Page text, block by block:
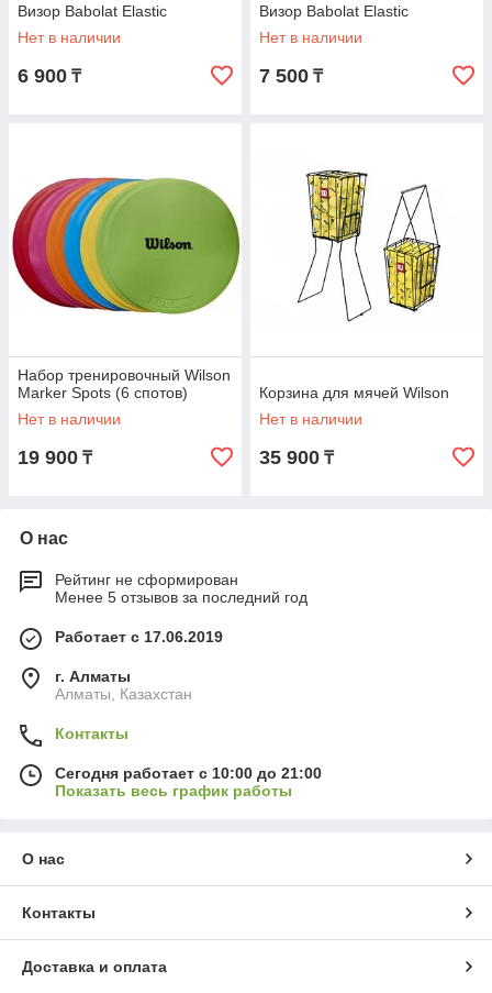
Визор Babolat Elastic
Нет в наличии
6 900 ₸
Визор Babolat Elastic
Нет в наличии
7 500 ₸
Набор тренировочный Wilson
Marker Spots (6 спотов)
Нет в наличии
19 900 ₸
Корзина для мячей Wilson
Нет в наличии
35 900 ₸
О нас
Рейтинг не сформирован
Менее 5 отзывов за последний год
Работает с 17.06.2019
г. Алматы
Алматы, Казахстан
Контакты
Сегодня работает с 10:00 до 21:00
Показать весь график работы
О нас
Контакты
Доставка и оплата